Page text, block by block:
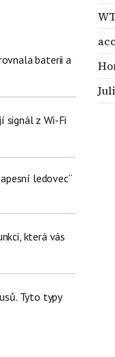
baterii a
signál z Wi-Fi
ledovec“
která vás
Tyto typy